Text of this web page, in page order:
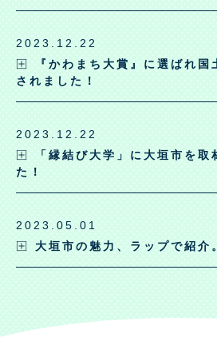
2023.12.22
『かわまち大賞』に選ばれ
されました！
2023.12.22
「縁結び大学」に大垣市を取
た！
2023.05.01
大垣市の魅力、ラップで紹介